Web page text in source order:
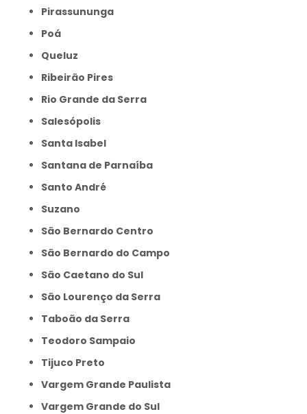
Pirassununga
Poá
Queluz
Ribeirão Pires
Rio Grande da Serra
Salesópolis
Santa Isabel
Santana de Parnaíba
Santo André
Suzano
São Bernardo Centro
São Bernardo do Campo
São Caetano do Sul
São Lourenço da Serra
Taboão da Serra
Teodoro Sampaio
Tijuco Preto
Vargem Grande Paulista
Vargem Grande do Sul